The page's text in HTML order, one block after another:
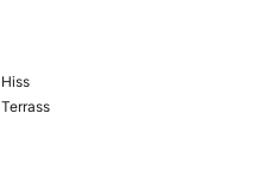
Hiss
Terrass